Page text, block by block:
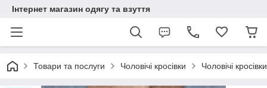
Інтернет магазин одягу та взуття
Товари та послуги Чоловічі кросівки Чоловічі